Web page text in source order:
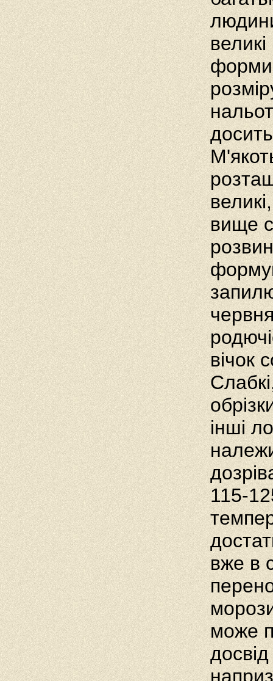
форми
вище
вічок
інші
115-
вже в
може